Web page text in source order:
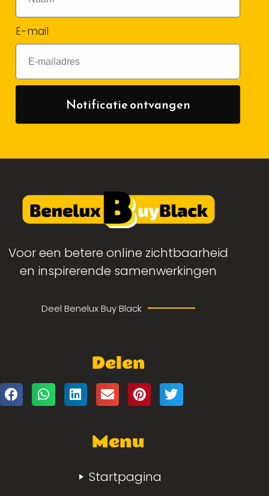
E-mail
Notificatie ontvangen
Voor een betere online zichtbaarheid
en inspirerende samenwerkingen
Deel Benelux Buy Black
Delen
Menu
Startpagina